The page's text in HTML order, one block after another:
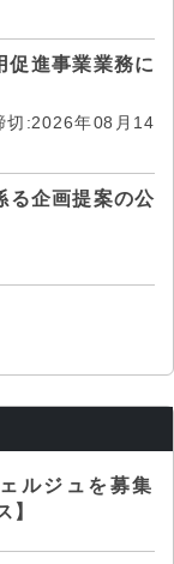
促進事業業務に
切:2026年08月14
る企画提案の公
ルジュを募集
】